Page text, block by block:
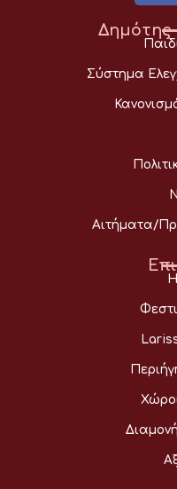
Δημότης
Σύστημα
Αιτήματα/